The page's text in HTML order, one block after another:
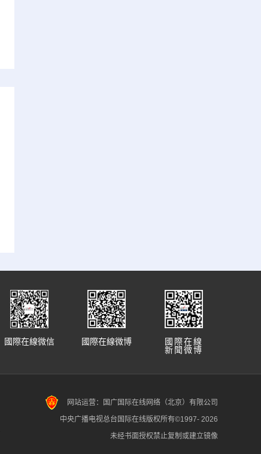
國際在線
新聞微博
國際在線微博
國際在線微信
网站运营：国广国际在线网络（北京）有限公司
中央广播电视总台国际在线版权所有©1997- 2026
未经书面授权禁止复制或建立镜像